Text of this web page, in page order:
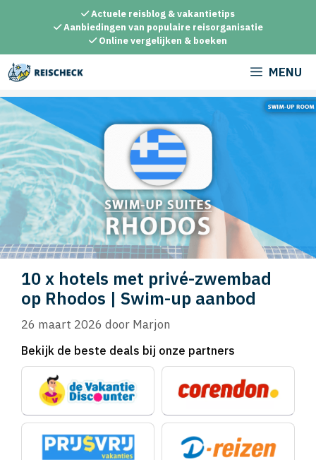
inhoud
Actuele reisblog & vakantietips
Aanbiedingen van populaire reisorganisatie
Online vergelijken & boeken
MENU
10 x hotels met privé-zwembad
op Rhodos | Swim-up aanbod
26 maart 2026 door Marjon
Bekijk de beste deals bij onze partners